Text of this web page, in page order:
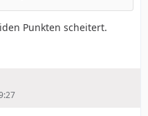
Punkten scheitert.